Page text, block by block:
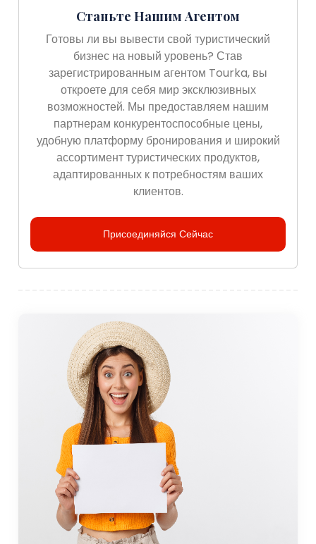
Станьте Нашим Агентом
Готовы ли вы вывести свой туристический
бизнес на новый уровень? Став
зарегистрированным агентом Tourka, вы
откроете для себя мир эксклюзивных
возможностей. Мы предоставляем нашим
партнерам конкурентоспособные цены,
удобную платформу бронирования и широкий
ассортимент туристических продуктов,
адаптированных к потребностям ваших
клиентов.
Присоединяйся Сейчас